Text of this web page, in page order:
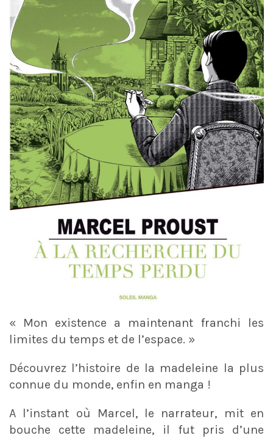
« Mon existence a maintenant franchi les
limites du temps et de l’espace. »
Découvrez l’histoire de la madeleine la plus
connue du monde, enfin en manga !
A l’instant où Marcel, le narrateur, mit en
bouche cette madeleine, il fut pris d’une